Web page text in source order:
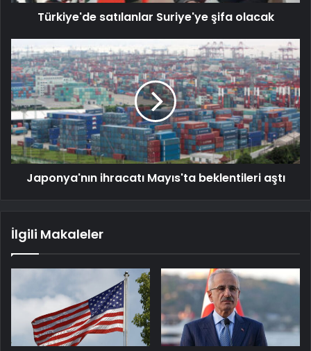
Türkiye'de satılanlar Suriye'ye şifa olacak
Japonya'nın ihracatı Mayıs'ta beklentileri aştı
İlgili Makaleler